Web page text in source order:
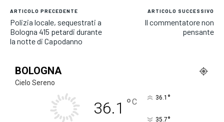
ARTICOLO PRECEDENTE
Polizia locale, sequestrati a
Bologna 415 petardi durante
la notte di Capodanno
ARTICOLO SUCCESSIVO
Il commentatore non
pensante
BOLOGNA
Cielo Sereno
36.1 °C 36.1 °
35.7°